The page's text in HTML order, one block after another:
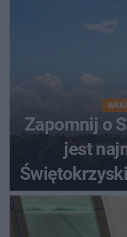
Zapomnij o
jest
bez